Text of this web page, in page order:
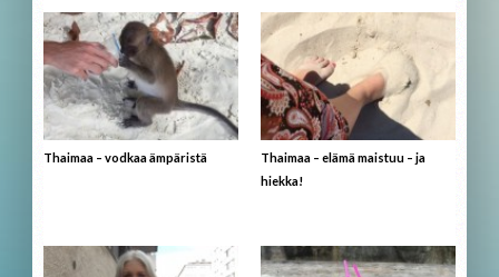
Thaimaa – vodkaa ämpäristä
Thaimaa – elämä maistuu – ja
hiekka!